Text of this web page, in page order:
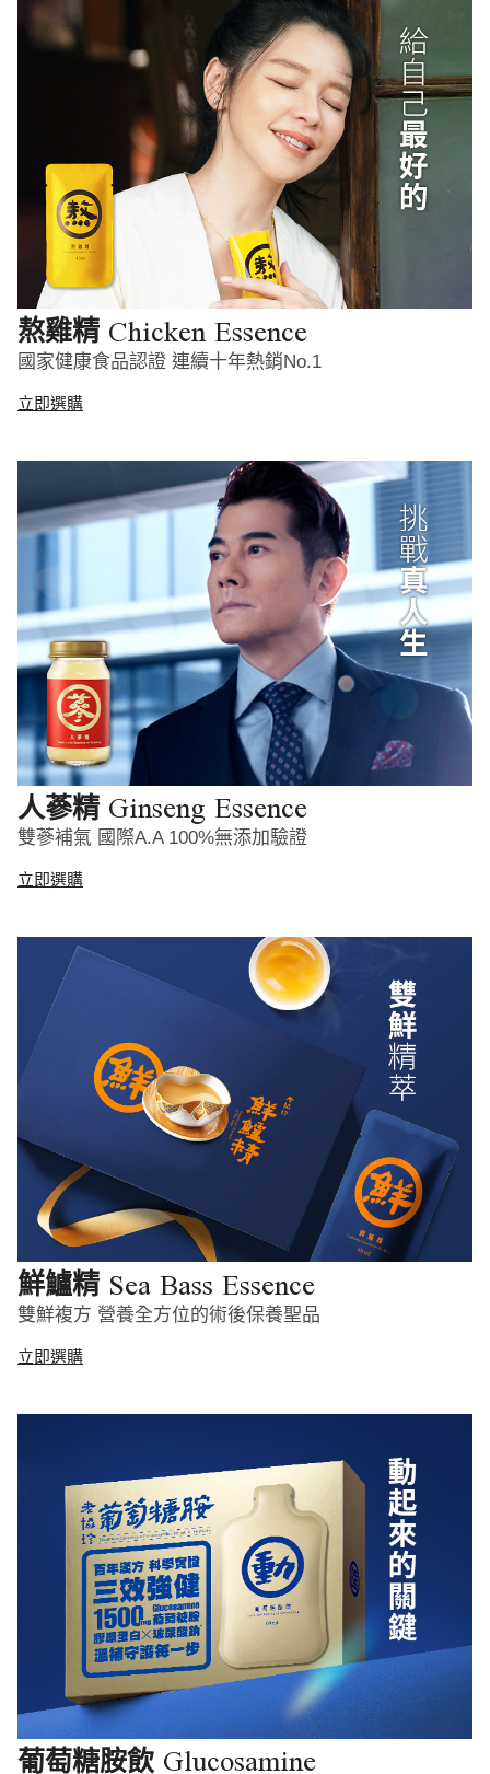
熬雞精 Chicken Essence
國家健康食品認證 連續十年熱銷No.1
立即選購
人蔘精 Ginseng Essence
雙蔘補氣 國際A.A 100%無添加驗證
立即選購
鮮鱸精 Sea Bass Essence
雙鮮複方 營養全方位的術後保養聖品
立即選購
葡萄糖胺飲